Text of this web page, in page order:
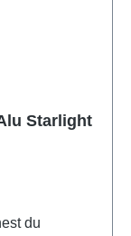
Starlight
du